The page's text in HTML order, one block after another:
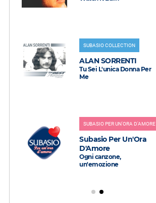
SUBASIO COLLECTION
ALAN SORRENTI
Tu Sei L'unica Donna Per
Me
SUBASIO PER UN'ORA D'AMORE
Subasio Per Un'Ora
D'Amore
Ogni canzone,
un'emozione